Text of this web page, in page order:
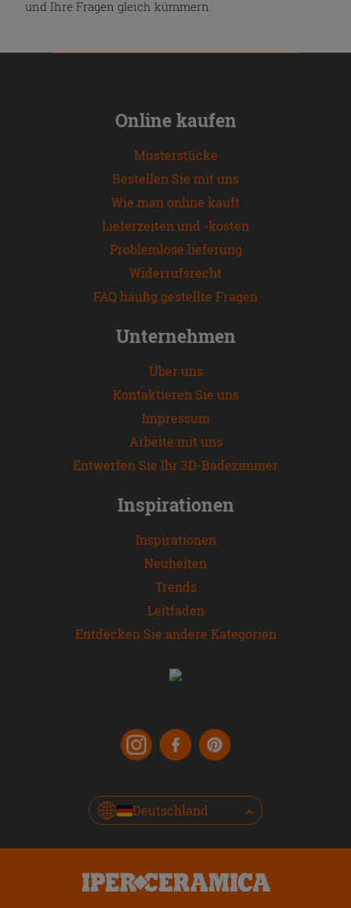
und Ihre Fragen gleich kümmern.
Online kaufen
Musterstücke
Bestellen Sie mit uns
Wie man online kauft
Lieferzeiten und -kosten
Problemlose lieferung
Widerrufsrecht
FAQ häufig gestellte Fragen
Unternehmen
Über uns
Kontaktieren Sie uns
Impressum
Arbeite mit uns
Entwerfen Sie Ihr 3D-Badezimmer
Inspirationen
Inspirationen
Neuheiten
Trends
Leitfaden
Entdecken Sie andere Kategorien
Deutschland